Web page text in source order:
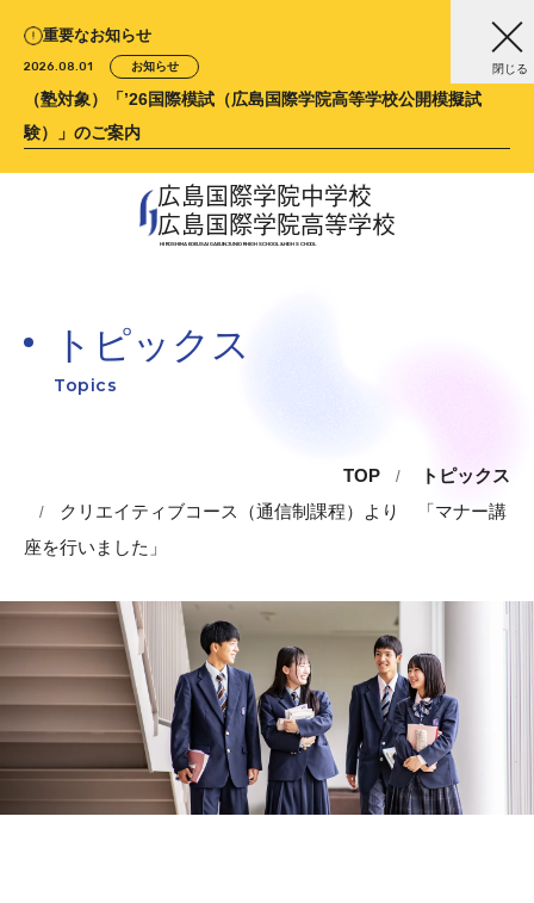
重要なお知らせ
2026.08.01 お知らせ
（塾対象）「’26国際模試（広島国際学院高等学校公開模擬試
験）」のご案内
閉じる
広島国際学院中学校
広島国際学院高等学校
HIROSHIMA KOKUSAI GAKUINJUNIOR HIGH SCHOOL &HIGH SCHOOL
トピックス
Topics
TOP
トピックス
クリエイティブコース（通信制課程）より 「マナー講
座を行いました」